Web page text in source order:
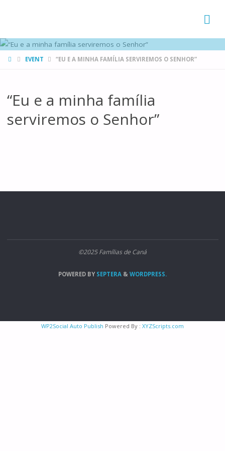
HOMEEVENT “EU E A MINHA FAMÍLIA SERVIREMOS O SENHOR”
“Eu e a minha família
serviremos o Senhor”
©2025 Famílias de Caná
POWERED BYSEPTERA & WORDPRESS.
WP2Social Auto Publish Powered By : XYZScripts.com